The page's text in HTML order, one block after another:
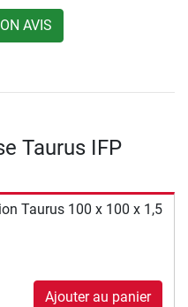
AVIS
Taurus IFP
Taurus 100 x 100 x 1,5
Ajouter au panier